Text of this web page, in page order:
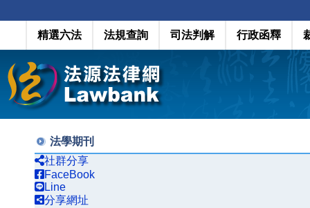
精選六法 法規查詢 司法判解 行政函釋
法學期刊
社群分享
FaceBook
Line
分享網址